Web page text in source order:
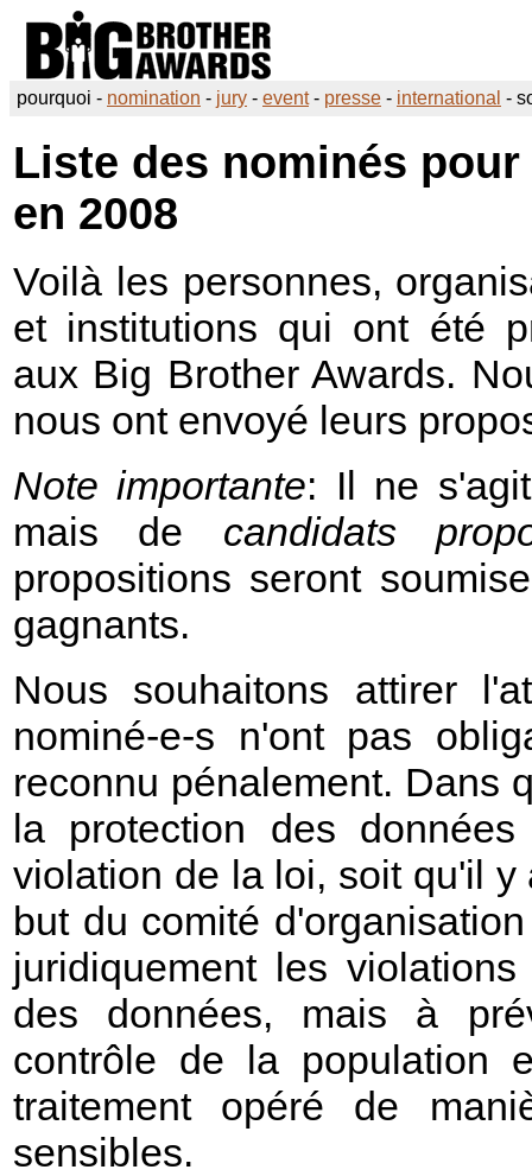
pourquoi - nomination - jury - event- presse - international -
Liste des nominés
en 2008
Voilà les personnes,
et institutions qui ont été
aux Big Brother Awards.
nous ont envoyé leurs
Note importante: Il ne
mais de candidats
propositions seront
gagnants.
Nous souhaitons attirer
nominé-e-s n'ont pas
reconnu pénalement. Dans
la protection des
violation de la loi, soit qu'il
but du comité
juridiquement les
des données, mais à
contrôle de la population
traitement opéré de
sensibles.